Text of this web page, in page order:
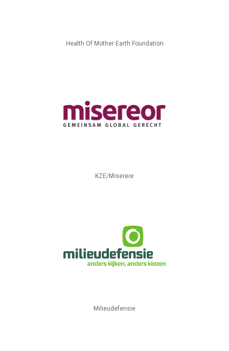
Health Of Mother Earth Foundation
KZE/Misereor
Milieudefensie